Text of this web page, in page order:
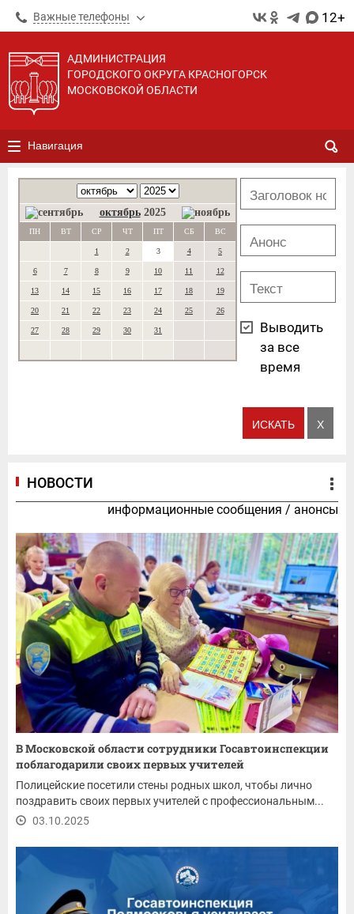
Важные телефоны 12+
АДМИНИСТРАЦИЯ
ГОРОДСКОГО ОКРУГА КРАСНОГОРСК
МОСКОВСКОЙ ОБЛАСТИ
Навигация
октябрь 2025
ПН ВТ СР ЧТ ПТ СБ ВС
1 2 3 4 5
6 7 8 9 10 11 12
13 14 15 16 17 18 19
20 21 22 23 24 25 26
27 28 29 30 31
Выводить
за все
время
НОВОСТИ
информационные сообщения / анонсы
В Московской области сотрудники Госавтоинспекции
поблагодарили своих первых учителей
Полицейские посетили стены родных школ, чтобы лично
поздравить своих первых учителей с профессиональным...
03.10.2025